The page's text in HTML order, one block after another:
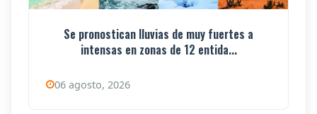
Se pronostican lluvias de muy fuertes a
intensas en zonas de 12 entida...
06 agosto, 2026